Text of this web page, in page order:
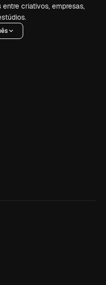
criativos, empresas,